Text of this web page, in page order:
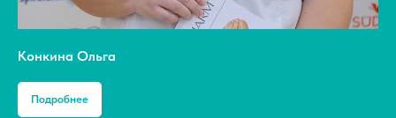
Конкина Ольга
Подробнее